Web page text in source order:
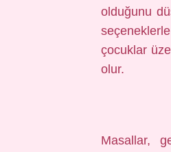
olduğunu
çocuklar
olur.
Masallar,